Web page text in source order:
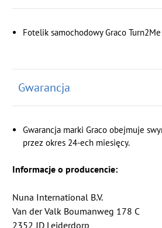
Fotelik samochodowyGraco
Gwarancja
Gwarancja marki Graco obejmuje
przez okres 24-ech miesięcy.
Informacje o producencie:
Nuna International B.V.
Van der Valk Boumanweg 178 C
2352 JD Leiderdorp